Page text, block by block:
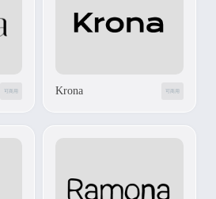
可商用 Krona 可商用